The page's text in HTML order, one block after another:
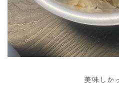
美味しか